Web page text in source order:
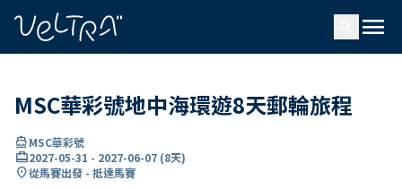
menu
MSC華彩號地中海環遊8天郵輪旅程
directions_boatMSC華彩號
card_travel2027-05-31 - 2027-06-07 (8天)
location_on從馬賽出發 - 抵達馬賽